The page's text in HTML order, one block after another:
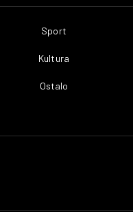
Sport
Kultura
Ostalo